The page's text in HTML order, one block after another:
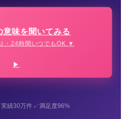
意味を聞いてみる
・24時間いつでもOK ▼
実績30万件✓満足度96%